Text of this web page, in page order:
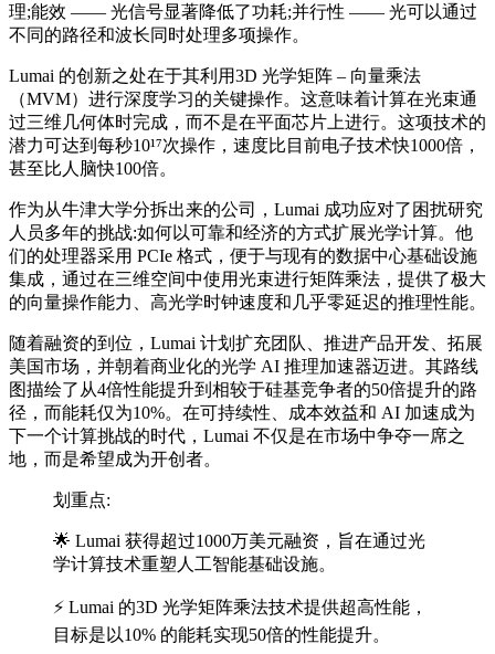
理;能效 —— 光信号显著降低了功耗;并行性 —— 光可以通过
不同的路径和波长同时处理多项操作。
Lumai 的创新之处在于其利用3D 光学矩阵 – 向量乘法
（MVM）进行深度学习的关键操作。这意味着计算在光束通
过三维几何体时完成，而不是在平面芯片上进行。这项技术的
潜力可达到每秒10¹⁷次操作，速度比目前电子技术快1000倍，
甚至比人脑快100倍。
作为从牛津大学分拆出来的公司，Lumai 成功应对了困扰研究
人员多年的挑战:如何以可靠和经济的方式扩展光学计算。他
们的处理器采用 PCIe 格式，便于与现有的数据中心基础设施
集成，通过在三维空间中使用光束进行矩阵乘法，提供了极大
的向量操作能力、高光学时钟速度和几乎零延迟的推理性能。
随着融资的到位，Lumai 计划扩充团队、推进产品开发、拓展
美国市场，并朝着商业化的光学 AI 推理加速器迈进。其路线
图描绘了从4倍性能提升到相较于硅基竞争者的50倍提升的路
径，而能耗仅为10%。在可持续性、成本效益和 AI 加速成为
下一个计算挑战的时代，Lumai 不仅是在市场中争夺一席之
地，而是希望成为开创者。
划重点:
🌟 Lumai 获得超过1000万美元融资，旨在通过光
学计算技术重塑人工智能基础设施。
⚡ Lumai 的3D 光学矩阵乘法技术提供超高性能，
目标是以10% 的能耗实现50倍的性能提升。